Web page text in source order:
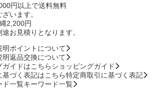
円 以上で送料無料
います。
2,200円
お見積りとなります。
ポイントについて
返品交換について
ショッピングガイド
特定商取引に基づく表記
キーワード一覧